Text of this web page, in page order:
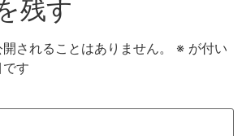
残す
されることはありません。 ※ が付い
す